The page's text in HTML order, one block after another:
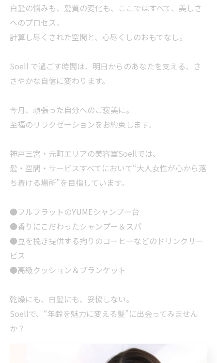
白髪の悩みも、髪質の変化も、ここではすべて、美しさ
へのプロセス。
計算し尽くされた空間と、心尽くしのおもてなし。
Soell で過ごす時間は、明日からのあなたを支える、さ
さやかな自信に変わります。
今月、頑張った自分へのご褒美に。
至福のリラクゼーションをお約束します。
神戸三宮・元町エリアの美容室Soellでは、
髪・空間・サービスすべてにおいて“大人女性が心から落
ち着ける場所”を目指しています。
●フルフラットのYUMEシャンプー台
●香りにこだわったシャンプー＆スパ
●豆を挽き提供する拘りのコーヒーなどのドリンクサー
ビス
●高級クッション＆ブランケット
乾燥にも、白髪にも、妥協しない。
Soellで、“年齢を魅力に変える髪”に出会ってみません
か？
白髪が気になり始めた30代～40代の方や、自然に美しく